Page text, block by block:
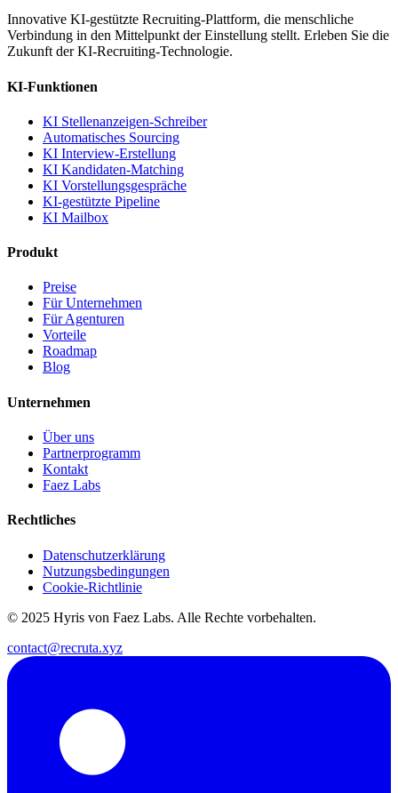
Innovative KI-gestützte Recruiting-Plattform, die menschliche
Verbindung in den Mittelpunkt der Einstellung stellt. Erleben Sie die
Zukunft der KI-Recruiting-Technologie.
KI-Funktionen
KI Stellenanzeigen-Schreiber
Automatisches Sourcing
KI Interview-Erstellung
KI Kandidaten-Matching
KI Vorstellungsgespräche
KI-gestützte Pipeline
KI Mailbox
Produkt
Preise
Für Unternehmen
Für Agenturen
Vorteile
Roadmap
Blog
Unternehmen
Über uns
Partnerprogramm
Kontakt
Faez Labs
Rechtliches
Datenschutzerklärung
Nutzungsbedingungen
Cookie-Richtlinie
© 2025 Hyris von Faez Labs. Alle Rechte vorbehalten.
contact@recruta.xyz